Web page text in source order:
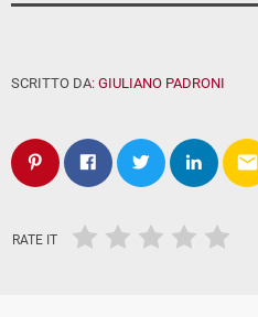
SCRITTO DA: GIULIANO PADRONI
email
RATE IT